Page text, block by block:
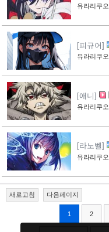
상 공개
유라리쿠오
[피규어]
공개 [10]
유라리쿠오
[애니]
상 공개
유라리쿠오
[라노벨]
유라리쿠오
새로고침 다음페이지
1 2